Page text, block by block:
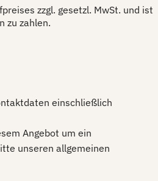
zzgl. gesetzl. MwSt. und ist
zu zahlen.
einschließlich
Angebot um ein
unseren allgemeinen